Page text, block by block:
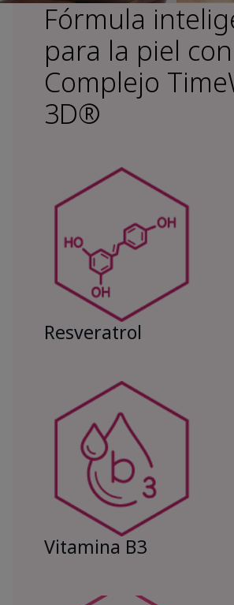
Fórmula
para la piel
Complejo
3D®
Resveratrol
Vitamina B3